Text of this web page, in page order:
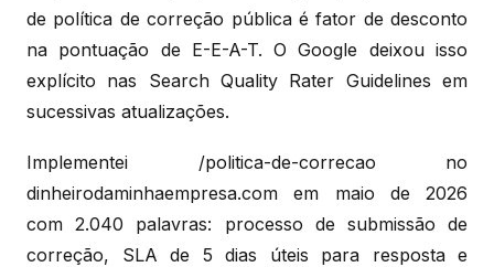
de política de correção pública é fator de desconto
na pontuação de E-E-A-T. O Google deixou isso
explícito nas Search Quality Rater Guidelines em
sucessivas atualizações.
Implementei /politica-de-correcao no
dinheirodaminhaempresa.com em maio de 2026
com 2.040 palavras: processo de submissão de
correção, SLA de 5 dias úteis para resposta e